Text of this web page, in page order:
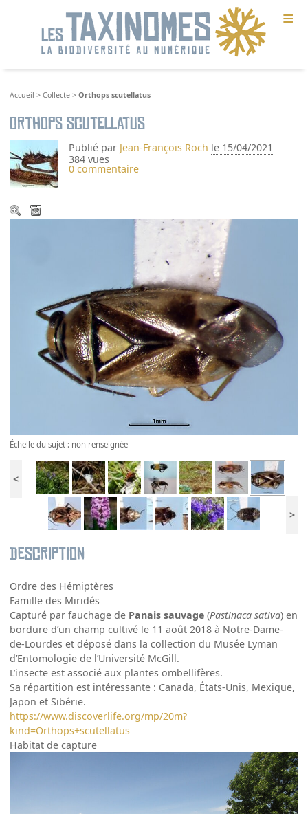
≡
Accueil >Collecte >Orthops scutellatus
Orthops scutellatus
Publié par Jean-François Roch le 15/04/2021
384 vues
0 commentaire
Échelle du sujet : non renseignée
<
>
Description
Ordre des Hémiptères
Famille des Miridés
Capturé par fauchage de Panais sauvage (Pastinaca sativa) en
bordure d’un champ cultivé le 11 août 2018 à Notre-Dame-
de-Lourdes et déposé dans la collection du Musée Lyman
d’Entomologie de l’Université McGill.
L’insecte est associé aux plantes ombellifères.
Sa répartition est intéressante : Canada, États-Unis, Mexique,
Japon et Sibérie.
https://www.discoverlife.org/mp/20m?
kind=Orthops+scutellatus
Habitat de capture